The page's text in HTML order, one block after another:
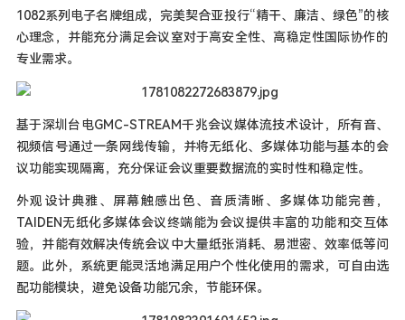
1082系列电子名牌组成，完美契合亚投行“精干、廉洁、绿色”的核
心理念，并能充分满足会议室对于高安全性、高稳定性国际协作的
专业需求。
基于深圳台电GMC-STREAM千兆会议媒体流技术设计，所有音、
视频信号通过一条网线传输，并将无纸化、多媒体功能与基本的会
议功能实现隔离，充分保证会议重要数据流的实时性和稳定性。
外观设计典雅、屏幕触感出色、音质清晰、多媒体功能完善，
TAIDEN无纸化多媒体会议终端能为会议提供丰富的功能和交互体
验，并能有效解决传统会议中大量纸张消耗、易泄密、效率低等问
题。此外，系统更能灵活地满足用户个性化使用的需求，可自由选
配功能模块，避免设备功能冗余，节能环保。